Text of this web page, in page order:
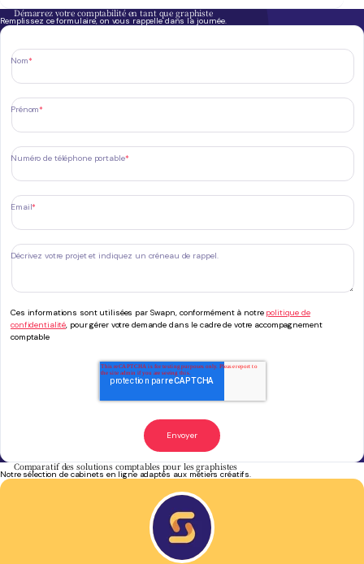
Démarrez votre comptabilité en tant que graphiste
Remplissez ce formulaire, on vous rappelle dans la journée.
Nom*
Prénom*
Numéro de téléphone portable*
Email*
Décrivez votre projet et indiquez un créneau de rappel.
Ces informations sont utilisées par Swapn, conformément à notre politique de
confidentialité, pour gérer votre demande dans le cadre de votre accompagnement
comptable
Comparatif des solutions comptables pour les graphistes
Notre sélection de cabinets en ligne adaptés aux métiers créatifs.